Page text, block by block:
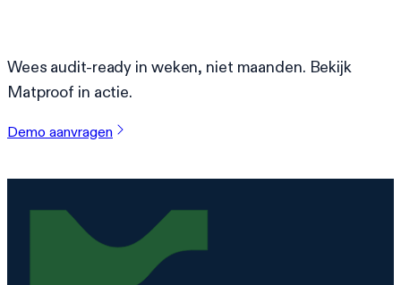
Wees audit-ready in weken, niet maanden. Bekijk
Matproof in actie.
Demo aanvragen